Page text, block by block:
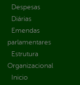
Despesas
Diárias
Emendas
parlamentares
Estrutura
Organizacional
Inicio